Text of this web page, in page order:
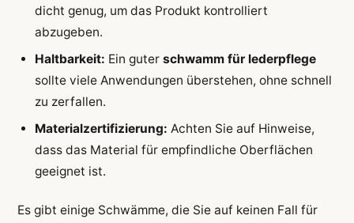
dicht genug, um das Produkt kontrolliert
abzugeben.
Haltbarkeit: Ein guter schwamm für lederpflege
sollte viele Anwendungen überstehen, ohne schnell
zu zerfallen.
Materialzertifizierung: Achten Sie auf Hinweise,
dass das Material für empfindliche Oberflächen
geeignet ist.
Es gibt einige Schwämme, die Sie auf keinen Fall für